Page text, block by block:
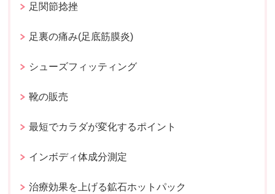
足関節捻挫
足裏の痛み(足底筋膜炎)
シューズフィッティング
靴の販売
最短でカラダが変化するポイント
インボディ体成分測定
治療効果を上げる鉱石ホットパック